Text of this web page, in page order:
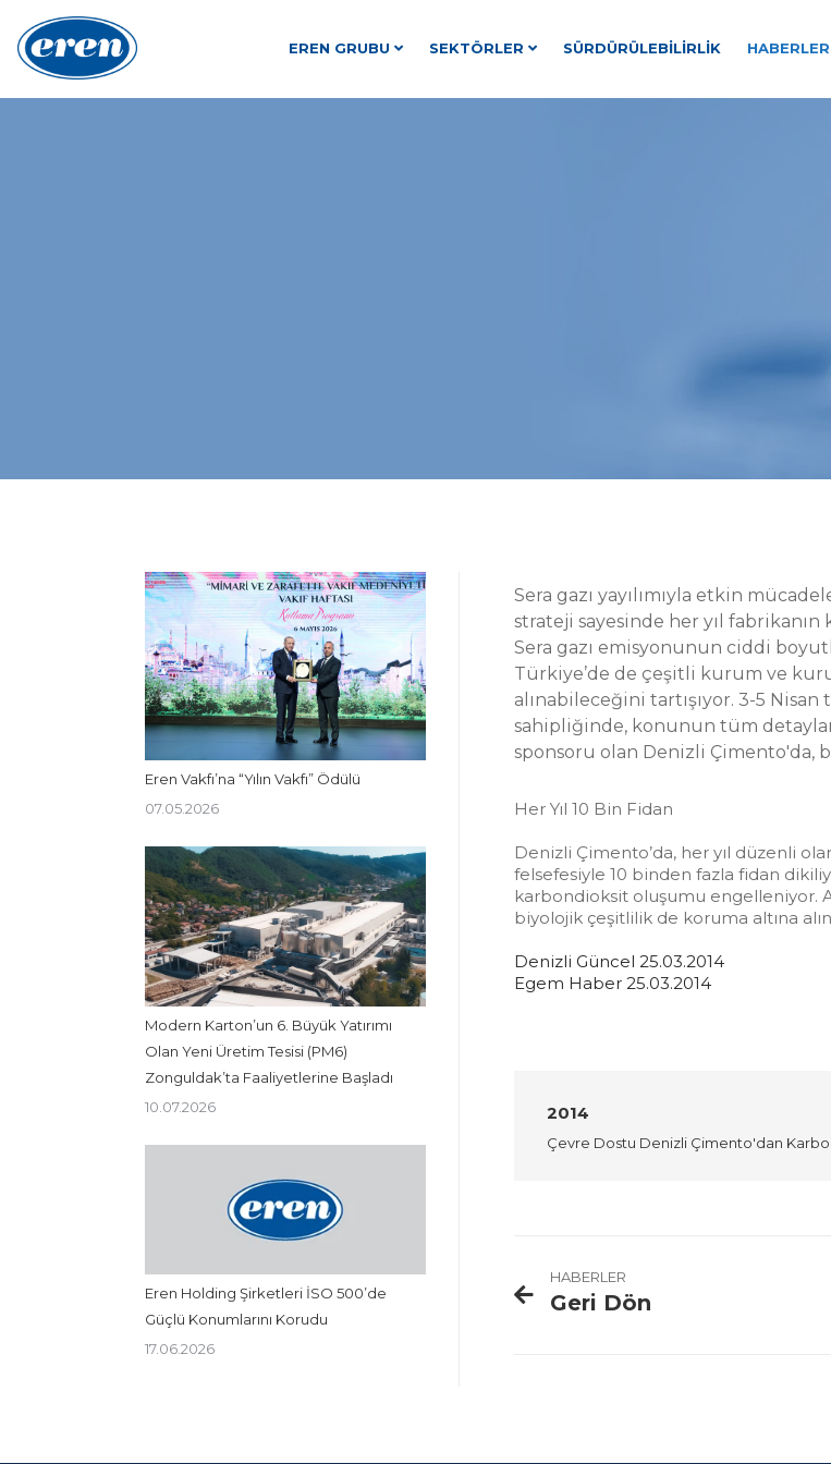
EREN GRUBU SEKTÖRLER SÜRDÜRÜLEBILIRLIK HABERLER
Sera gazı yayılımıyla etkin
strateji sayesinde her yıl
Sera gazı emisyonunun ciddi
Türkiye’de de çeşitli kurum ve
alınabileceğini tartışıyor. 3-5
sahipliğinde, konunun tüm
sponsoru olan Denizli Çimento'da,
Her Yıl 10 Bin Fidan
Denizli Çimento’da, her yıl düzenli
felsefesiyle 10 binden fazla fidan
karbondioksit oluşumu engelleniyor.
biyolojik çeşitlilik de koruma altına
Denizli Güncel 25.03.2014
Egem Haber 25.03.2014
2014
Çevre Dostu Denizli Çimento'dan
HABERLER
Geri Dön
Eren Vakfı’na “Yılın Vakfı” Ödülü
07.05.2026
Modern Karton’un 6. Büyük Yatırımı
Olan Yeni Üretim Tesisi (PM6)
Zonguldak’ta Faaliyetlerine Başladı
10.07.2026
Eren Holding Şirketleri İSO 500’de
Güçlü Konumlarını Korudu
17.06.2026